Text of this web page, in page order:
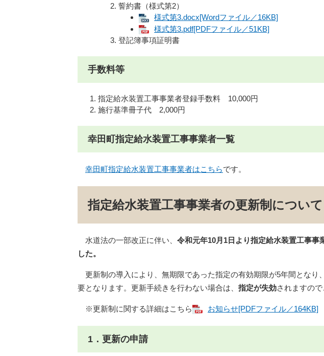
誓約書（様式第2）
様式第3.docx[Wordファイル／16KB]
様式第3.pdf[PDFファイル／51KB]
登記簿事項証明書
手数料等
指定給水装置工事事業者登録手数料 10,000円
施行基準冊子代 2,000円
幸田町指定給水装置工事事業者一覧
幸田町指定給水装置工事事業者はこちらです。
指定給水装置工事事業者の更新制について
水道法の一部改正に伴い、 令和元年10月1日より指定給水装置工事事
した。
更新制の導入により、無期限であった指定の有効期限が5年間となり
要となります。更新手続きを行わない場合は、 指定が失効されますので
※更新制に関する詳細はこちら お知らせ[PDFファイル／164KB]
1．更新の申請